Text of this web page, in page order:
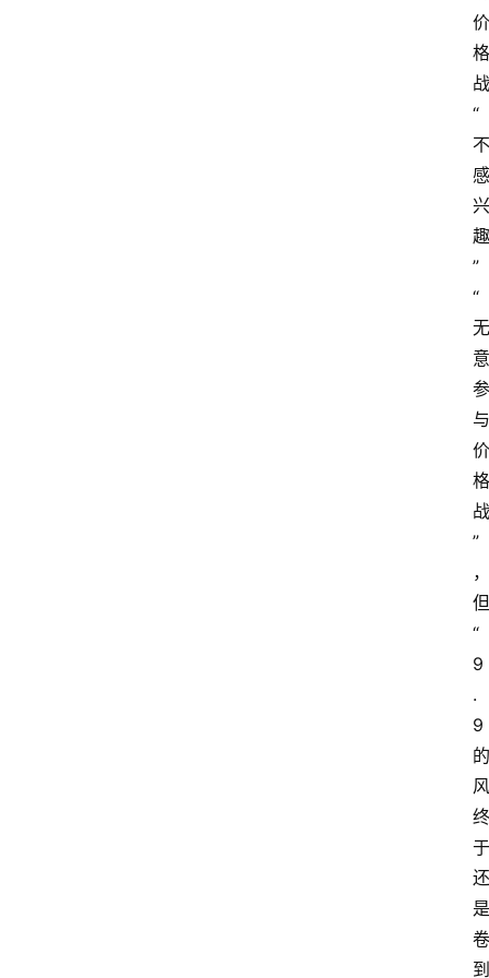
价
格
战
“
不
感
兴
趣
”
“
无
意
参
与
价
格
战
”
，
但
“
9
.
9
的
风
终
于
还
是
卷
到